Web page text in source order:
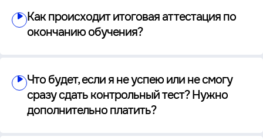
Как происходит итоговая аттестация по
окончанию обучения?
Что будет, если я не успею или не смогу
сразу сдать контрольный тест? Нужно
дополнительно платить?